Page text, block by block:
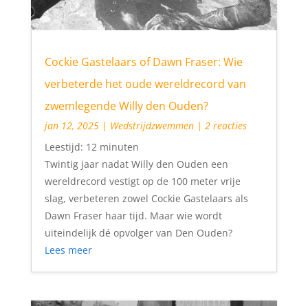
Cockie Gastelaars of Dawn Fraser: Wie
verbeterde het oude wereldrecord van
zwemlegende Willy den Ouden?
jan 12, 2025| Wedstrijdzwemmen| 2 reacties
Leestijd: 12 minuten
Twintig jaar nadat Willy den Ouden een
wereldrecord vestigt op de 100 meter vrije
slag, verbeteren zowel Cockie Gastelaars als
Dawn Fraser haar tijd. Maar wie wordt
uiteindelijk dé opvolger van Den Ouden?
Lees meer